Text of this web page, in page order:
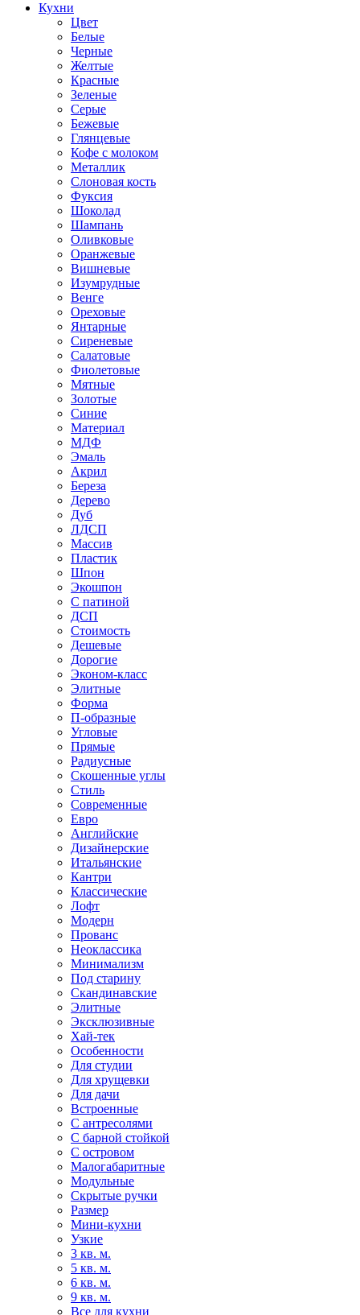
Кухни
Цвет
Белые
Черные
Желтые
Красные
Зеленые
Серые
Бежевые
Глянцевые
Кофе с молоком
Металлик
Слоновая кость
Фуксия
Шоколад
Шампань
Оливковые
Оранжевые
Вишневые
Изумрудные
Венге
Ореховые
Янтарные
Сиреневые
Салатовые
Фиолетовые
Мятные
Золотые
Синие
Материал
МДФ
Эмаль
Акрил
Береза
Дерево
Дуб
ЛДСП
Массив
Пластик
Шпон
Экошпон
С патиной
ДСП
Стоимость
Дешевые
Дорогие
Эконом-класс
Элитные
Форма
П-образные
Угловые
Прямые
Радиусные
Скошенные углы
Стиль
Современные
Евро
Английские
Дизайнерские
Итальянские
Кантри
Классические
Лофт
Модерн
Прованс
Неоклассика
Минимализм
Под старину
Скандинавские
Элитные
Эксклюзивные
Хай-тек
Особенности
Для студии
Для хрущевки
Для дачи
Встроенные
С антресолями
С барной стойкой
С островом
Малогабаритные
Модульные
Скрытые ручки
Размер
Мини-кухни
Узкие
3 кв. м.
5 кв. м.
6 кв. м.
9 кв. м.
Все для кухни